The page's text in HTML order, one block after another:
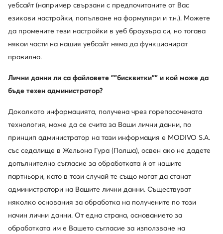
Beverly Hills for all
Наследството на Beverly Hills Polo Club е Калифорния,
но вдъхновенията и посоките на марката винаги са
уебсайт (например свързани с предпочитаните от Вас
езикови настройки, попълване на формуляри и т.н.). Можете
да промените тези настройки в уеб браузъра си, но тогава
някои части на нашия уебсайт няма да функционират
правилно.
Лични данни ли са файловете ""бисквитки"" и кой може да
бъде техен администратор?
Доколкото информацията, получена чрез горепосочената
технология, може да се счита за Ваши лични данни, по
принцип администратор на тази информация е MODIVO S.A.
със седалище в Жельона Гура (Полша), освен ако не дадете
допълнително съгласие за обработката ѝ от нашите
партньори, като в този случай те също могат да станат
администратори на Вашите лични данни. Съществуват
няколко основания за обработка на получените по този
начин лични данни. От една страна, основанието за
обработката им е Вашето съгласие за използване на